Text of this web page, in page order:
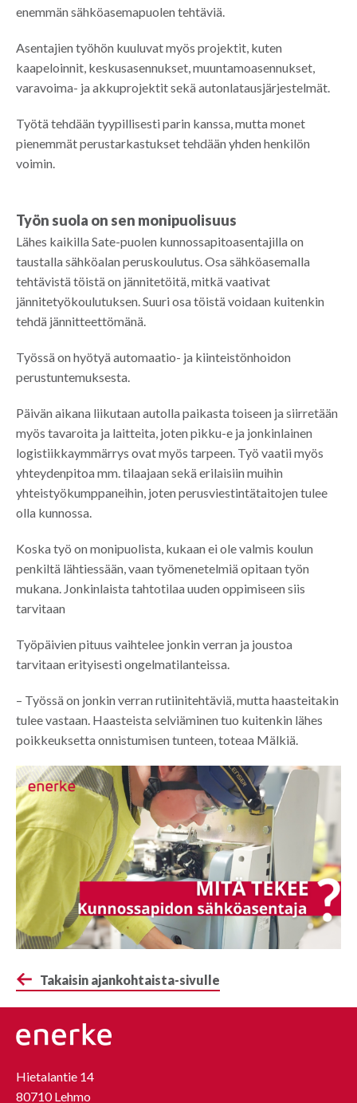
enemmän sähköasemapuolen tehtäviä.
Asentajien työhön kuuluvat myös projektit, kuten
kaapeloinnit, keskusasennukset, muuntamoasennukset,
varavoima- ja akkuprojektit sekä autonlatausjärjestelmät.
Työtä tehdään tyypillisesti parin kanssa, mutta monet
pienemmät perustarkastukset tehdään yhden henkilön
voimin.
Työn suola on sen monipuolisuus
Lähes kaikilla Sate-puolen kunnossapitoasentajilla on
taustalla sähköalan peruskoulutus. Osa sähköasemalla
tehtävistä töistä on jännitetöitä, mitkä vaativat
jännitetyökoulutuksen. Suuri osa töistä voidaan kuitenkin
tehdä jännitteettömänä.
Työssä on hyötyä automaatio- ja kiinteistönhoidon
perustuntemuksesta.
Päivän aikana liikutaan autolla paikasta toiseen ja siirretään
myös tavaroita ja laitteita, joten pikku-e ja jonkinlainen
logistiikkaymmärrys ovat myös tarpeen. Työ vaatii myös
yhteydenpitoa mm. tilaajaan sekä erilaisiin muihin
yhteistyökumppaneihin, joten perusviestintätaitojen tulee
olla kunnossa.
Koska työ on monipuolista, kukaan ei ole valmis koulun
penkiltä lähtiessään, vaan työmenetelmiä opitaan työn
mukana. Jonkinlaista tahtotilaa uuden oppimiseen siis
tarvitaan
Työpäivien pituus vaihtelee jonkin verran ja joustoa
tarvitaan erityisesti ongelmatilanteissa.
– Työssä on jonkin verran rutiinitehtäviä, mutta haasteitakin
tulee vastaan. Haasteista selviäminen tuo kuitenkin lähes
poikkeuksetta onnistumisen tunteen, toteaa Mälkiä.
Takaisin ajankohtaista-sivulle
Hietalantie 14
80710 Lehmo